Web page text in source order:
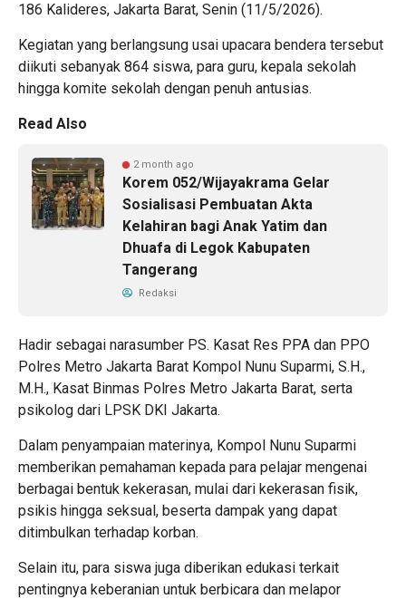
186 Kalideres, Jakarta Barat, Senin (11/5/2026).
Kegiatan yang berlangsung usai upacara bendera tersebut
diikuti sebanyak 864 siswa, para guru, kepala sekolah
hingga komite sekolah dengan penuh antusias.
Read Also
2 month ago
Korem 052/Wijayakrama Gelar
Sosialisasi Pembuatan Akta
Kelahiran bagi Anak Yatim dan
Dhuafa di Legok Kabupaten
Tangerang
Redaksi
Hadir sebagai narasumber PS. Kasat Res PPA dan PPO
Polres Metro Jakarta Barat Kompol Nunu Suparmi, S.H.,
M.H., Kasat Binmas Polres Metro Jakarta Barat, serta
psikolog dari LPSK DKI Jakarta.
Dalam penyampaian materinya, Kompol Nunu Suparmi
memberikan pemahaman kepada para pelajar mengenai
berbagai bentuk kekerasan, mulai dari kekerasan fisik,
psikis hingga seksual, beserta dampak yang dapat
ditimbulkan terhadap korban.
Selain itu, para siswa juga diberikan edukasi terkait
pentingnya keberanian untuk berbicara dan melapor